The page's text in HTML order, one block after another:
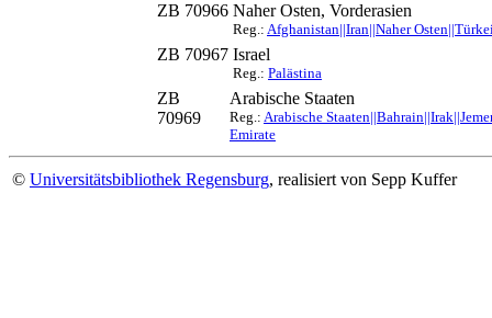
ZB 70966 Naher Osten, Vorderasien
Reg.: Afghanistan||Iran||Naher
ZB 70967 Israel
Reg.: Palästina
ZB
70969
Arabische Staaten
Reg.: Arabische
Emirate
© Universitätsbibliothek Regensburg, realisiert von Sepp Kuffer